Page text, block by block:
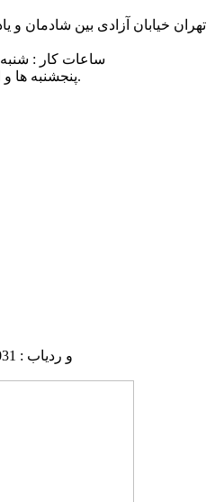
تهران خیابان آزادی بین شادمان
پنجشنبه ها و ایام تعطیل شرکت تعطیل است.
تلفن پشتیبانی GPS و ردیاب : 66029031-021